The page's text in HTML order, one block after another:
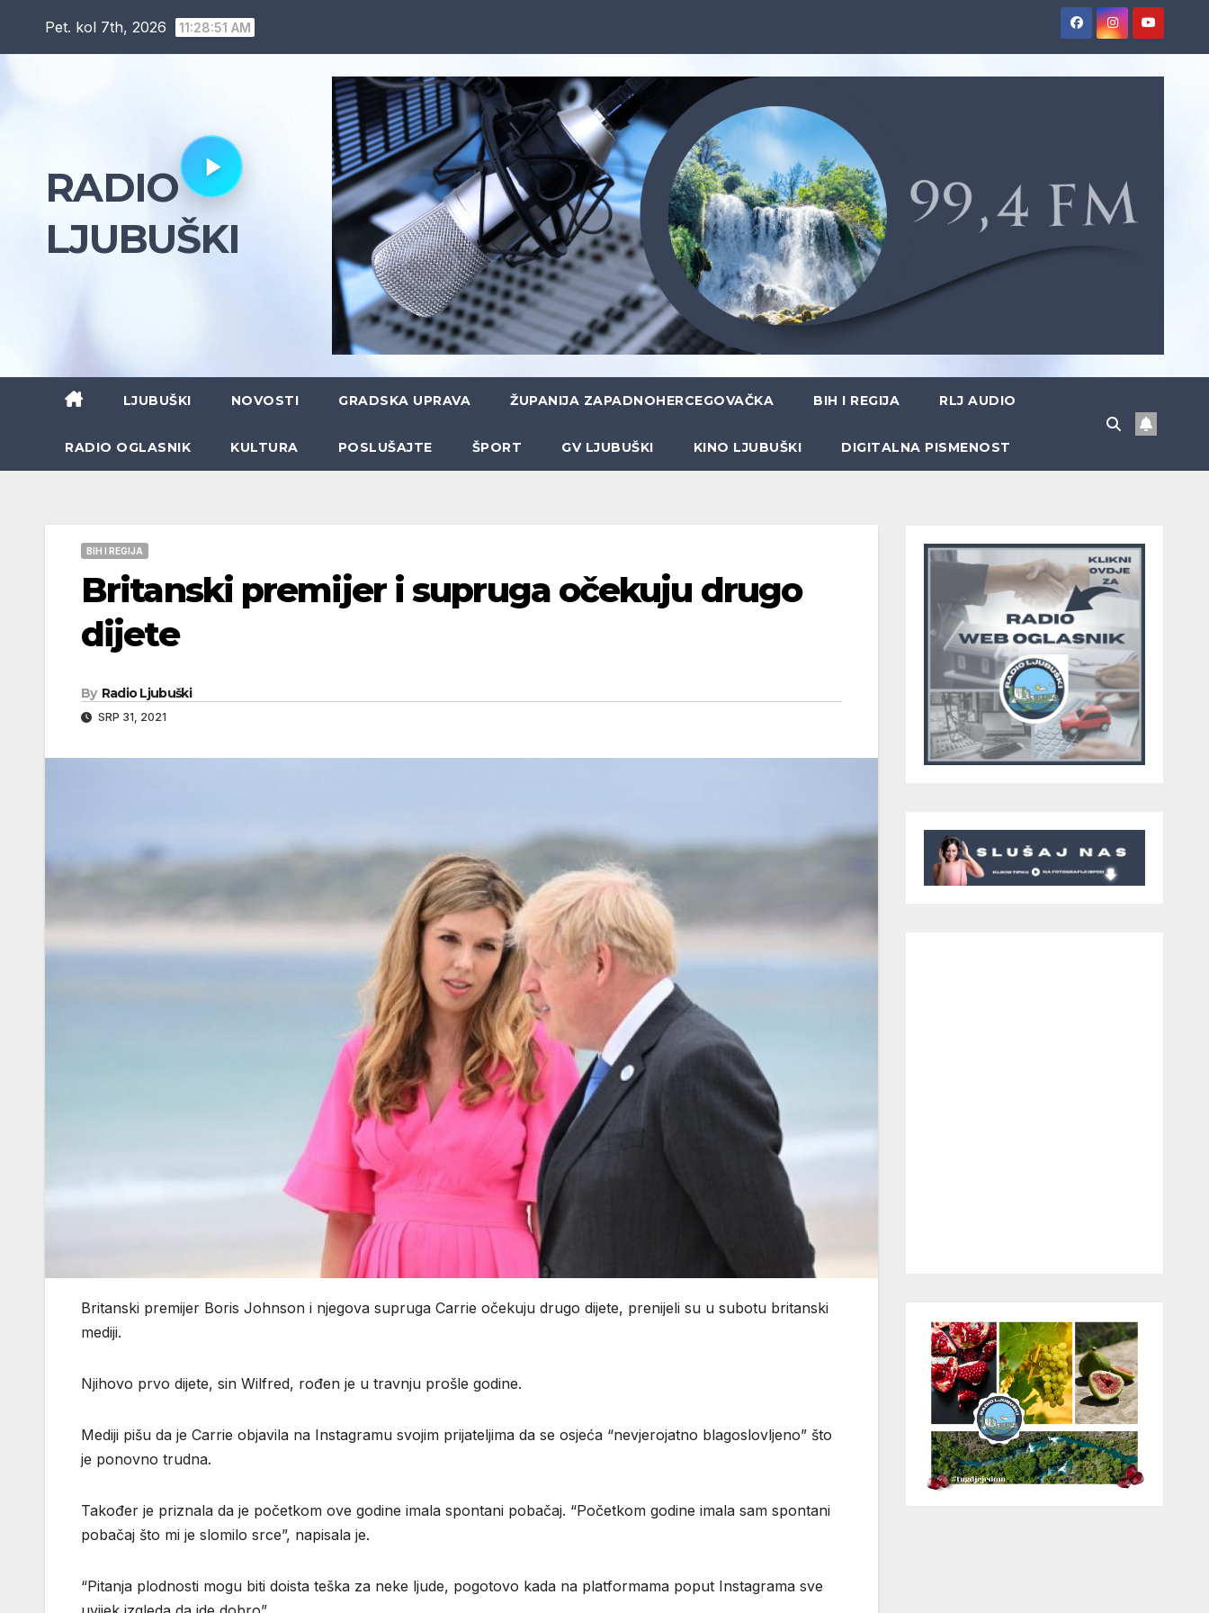
Pet. kol 7th, 2026 11:28:52 AM
RADIO
LJUBUŠKI
LJUBUŠKI NOVOSTI GRADSKA UPRAVA ŽUPANIJA ZAPADNOHERCEGOVAČKA BIH I REGIJA RLJ AUDIO
RADIO OGLASNIK KULTURA POSLUŠAJTE ŠPORT GV LJUBUŠKI KINO LJUBUŠKI DIGITALNA PISMENOST
BIH I REGIJA
Britanski premijer i supruga očekuju drugo
dijete
By Radio Ljubuški
SRP 31, 2021
Britanski premijer Boris Johnson i njegova supruga Carrie očekuju drugo dijete, prenijeli su u subotu britanski
mediji.
Njihovo prvo dijete, sin Wilfred, rođen je u travnju prošle godine.
Mediji pišu da je Carrie objavila na Instagramu svojim prijateljima da se osjeća “nevjerojatno blagoslovljeno” što
je ponovno trudna.
Također je priznala da je početkom ove godine imala spontani pobačaj. “Početkom godine imala sam spontani
pobačaj što mi je slomilo srce”, napisala je.
“Pitanja plodnosti mogu biti doista teška za neke ljude, pogotovo kada na platformama poput Instagrama sve